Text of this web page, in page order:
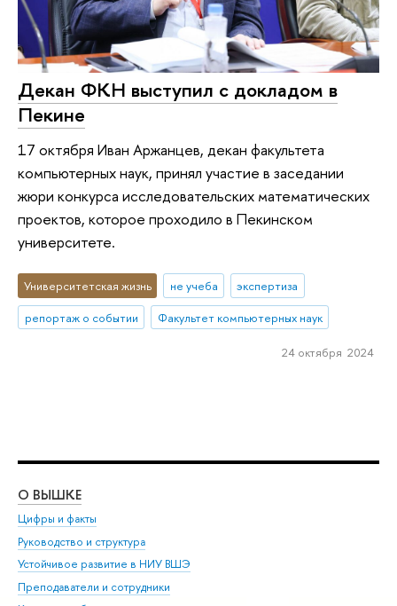
Декан ФКН выступил с докладом в
Пекине
17 октября Иван Аржанцев, декан факультета
компьютерных наук, принял участие в заседании
жюри конкурса исследовательских математических
проектов, которое проходило в Пекинском
университете.
Университетская жизнь не учеба
экспертиза
репортаж о событии
Факультет компьютерных наук
24 октября 2024
О ВЫШКЕ
Цифры и факты
Руководство и структура
Устойчивое развитие в НИУ ВШЭ
Преподаватели и сотрудники